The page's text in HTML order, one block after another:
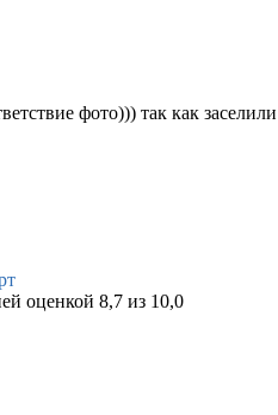
фото))) так как заселили
оценкой 8,7 из 10,0